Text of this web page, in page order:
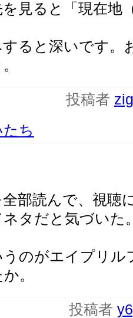
見ると「現在地
ると深いです。
投稿者
ち
全部読んで、視聴
タだと気づいた
のがエイプリル
。
投稿者